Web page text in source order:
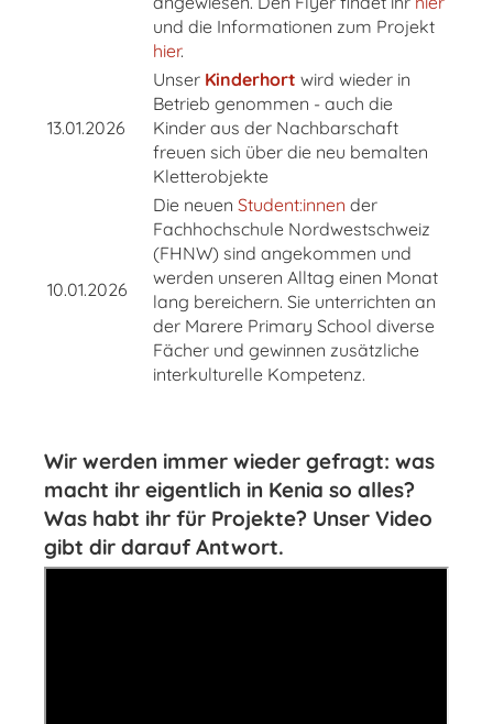
und die Informationen zum Projekt
hier.
13.01.2026
Unser Kinderhort wird wieder in
Betrieb genommen - auch die
Kinder aus der Nachbarschaft
freuen sich über die neu bemalten
Kletterobjekte
10.01.2026
Die neuen Student:innen der
Fachhochschule Nordwestschweiz
(FHNW) sind angekommen und
werden unseren Alltag einen Monat
lang bereichern. Sie unterrichten an
der Marere Primary School diverse
Fächer und gewinnen zusätzliche
interkulturelle Kompetenz.
Wir werden immer wieder gefragt: was
macht ihr eigentlich in Kenia so alles?
Was habt ihr für Projekte? Unser Video
gibt dir darauf Antwort.